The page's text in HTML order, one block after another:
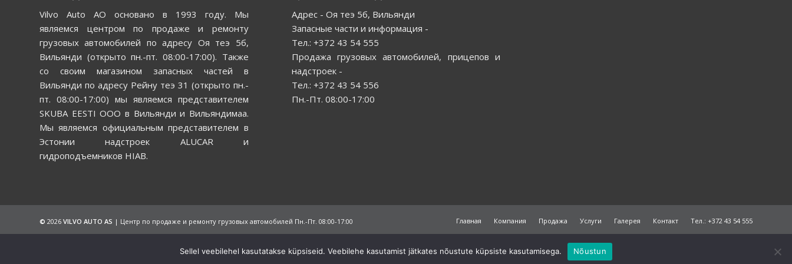
Vilvo Auto АО основано в 1993 году. Мы
являемся центром по продаже и ремонту
грузовых автомобилей по адресу Оя теэ 5б,
Вильянди (открыто пн.-пт. 08:00-17:00). Также
со своим магазином запасных частей в
Вильянди по адресу Рейну теэ 31 (открыто пн.-
пт. 08:00-17:00) мы являемся представителем
SKUBA EESTI ООО в Вильянди и Вильяндимаа.
Мы являемся официальным представителем в
Эстонии надстроек ALUCAR и
гидроподъемников HIAB.
Адрес - Оя теэ 5б, Вильянди
Запасные части и информация -
Тел.: +372 43 54 555
Продажа грузовых автомобилей, прицепов и
надстроек -
Тел.: +372 43 54 556
Пн.-Пт. 08:00-17:00
© 2026 VILVO AUTO AS | Центр по продаже и ремонту грузовых автомобилей Пн.-Пт. 08:00-17:00 Главная Компания Продажа Услуги Галерея Контакт Тел.: +372 43 54 555
Kodulehe tegemine ja hooldus – Wisedigital
Sellel veebilehel kasutatakse küpsiseid. Veebilehe kasutamist jätkates nõustute küpsiste kasutamisega. Nõustun